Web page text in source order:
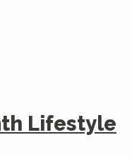
Lifestyle